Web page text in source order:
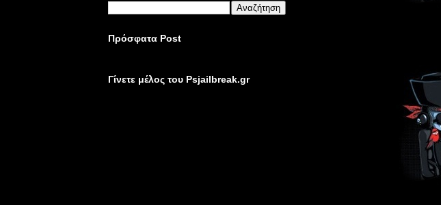
Πρόσφατα Post
Γίνετε μέλος του Psjailbreak.gr